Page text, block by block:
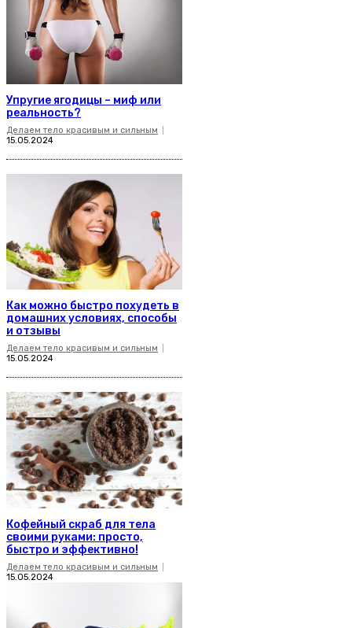
Упругие ягодицы – миф или
реальность?
Делаем тело красивым и сильным
15.05.2024
Как можно быстро похудеть в
домашних условиях, способы
и отзывы
Делаем тело красивым и сильным
15.05.2024
Кофейный скраб для тела
своими руками: просто,
быстро и эффективно!
Делаем тело красивым и сильным
15.05.2024